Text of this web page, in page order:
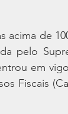
acima de
pelo
em
Fiscais